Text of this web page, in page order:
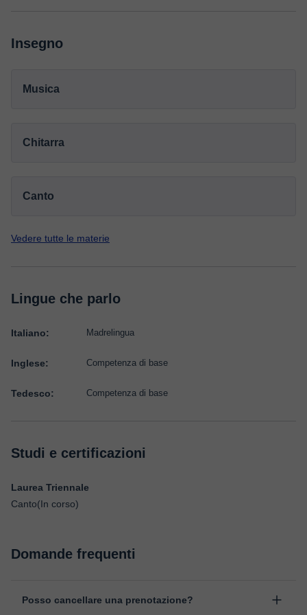
Insegno
Musica
Chitarra
Canto
Vedere tutte le materie
Lingue che parlo
Italiano: Madrelingua
Inglese: Competenza di base
Tedesco: Competenza di base
Studi e certificazioni
Laurea Triennale
Canto(In corso)
Domande frequenti
Posso cancellare una prenotazione?